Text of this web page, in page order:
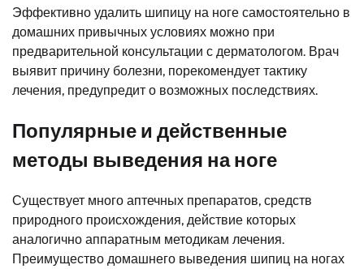
Эффективно удалить шипицу на ноге самостоятельно в
домашних привычных условиях можно при
предварительной консультации с дерматологом. Врач
выявит причину болезни, порекомендует тактику
лечения, предупредит о возможных последствиях.
Популярные и действенные
методы выведения на ноге
Существует много аптечных препаратов, средств
природного происхождения, действие которых
аналогично аппаратным методикам лечения.
Преимущество домашнего выведения шипиц на ногах